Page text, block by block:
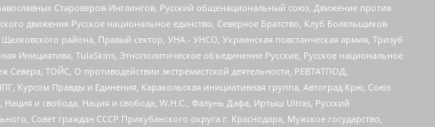
Староверов-Инглингов, Русский общенациональный союз, Движение против
движения Русское национальное единство, Северное Братство, Клуб Болельщиков
района, Правый сектор, УНА - УНСО, Украинская повстанческая армия, Тризуб
Инициатива, TulaSkins, Этнополитическое объединение Русские, Русское национальное
ТОЙС, О противодействии экстремистской деятельности, РЕВТАТПОД,
Курсом Правды и Единения, Каракольская инициативная группа, Автоград Крю, Союз
Нация и свобода, Нация и свобода, W.H.С., Фалунь Дафа, Иртыш Ultras, Русский
Совет граждан СССР Прикубанского округа г. Краснодара, Мужское государство,